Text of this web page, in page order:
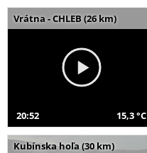
Vrátna - CHLEB (26 km)
20:52 15,3 °C
Kubínska hoľa (30 km)